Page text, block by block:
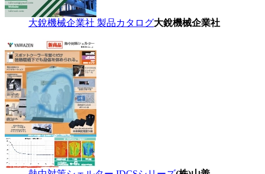
大銳機械企業社 製品カタログ大銳機械企業社